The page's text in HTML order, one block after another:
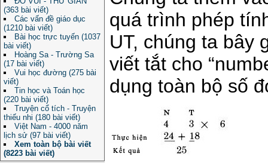
(363 bài viết)
Các vấn đề giáo dục
(1210 bài viết)
Bài học trực tuyến (1037
bài viết)
Hoàng Sa - Trường Sa
(17 bài viết)
Vui học đường (275 bài
viết)
Tin học và Toán học
(220 bài viết)
Truyện cổ tích - Truyện
thiếu nhi (180 bài viết)
Việt Nam - 4000 năm
lịch sử (97 bài viết)
Xem toàn bộ bài viết
(8223 bài viết)
quá trình phép
UT, chúng ta bây
viết tắt cho
dụng toàn bộ số